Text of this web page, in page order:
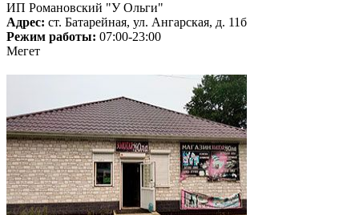
ИП Романовский "У Ольги"
Адрес: ст. Батарейная, ул. Ангарская, д. 11б
Режим работы: 07:00-23:00
Мегет